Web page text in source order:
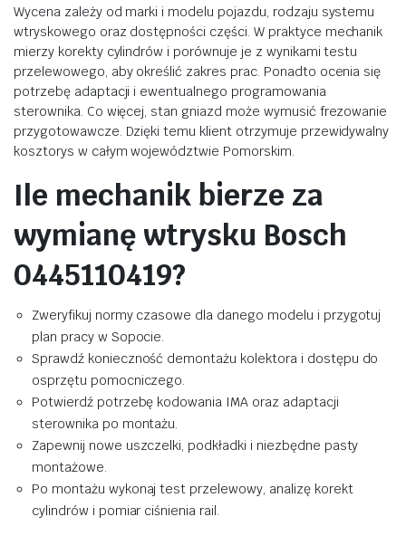
Wycena zależy od marki i modelu pojazdu, rodzaju systemu
wtryskowego oraz dostępności części. W praktyce mechanik
mierzy korekty cylindrów i porównuje je z wynikami testu
przelewowego, aby określić zakres prac. Ponadto ocenia się
potrzebę adaptacji i ewentualnego programowania
sterownika. Co więcej, stan gniazd może wymusić frezowanie
przygotowawcze. Dzięki temu klient otrzymuje przewidywalny
kosztorys w całym województwie Pomorskim.
Ile mechanik bierze za
wymianę wtrysku Bosch
0445110419?
Zweryfikuj normy czasowe dla danego modelu i przygotuj
plan pracy w Sopocie.
Sprawdź konieczność demontażu kolektora i dostępu do
osprzętu pomocniczego.
Potwierdź potrzebę kodowania IMA oraz adaptacji
sterownika po montażu.
Zapewnij nowe uszczelki, podkładki i niezbędne pasty
montażowe.
Po montażu wykonaj test przelewowy, analizę korekt
cylindrów i pomiar ciśnienia rail.